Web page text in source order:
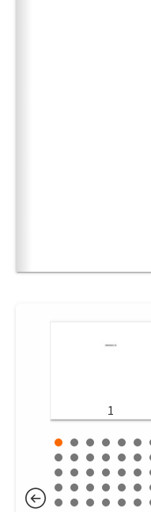
1